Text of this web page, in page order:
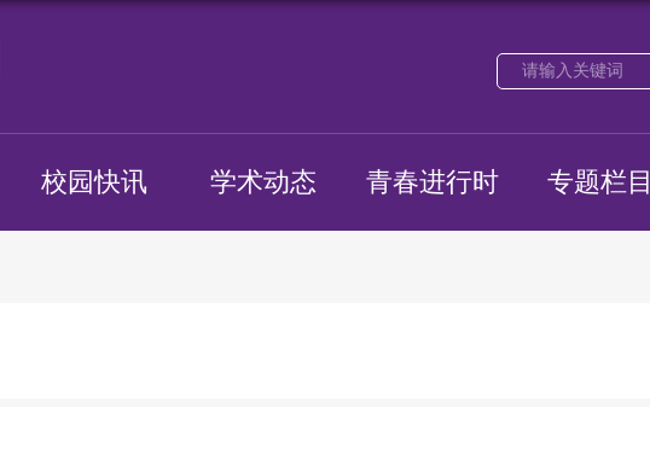
校园快讯 学术动态 青春进行时 专题栏目